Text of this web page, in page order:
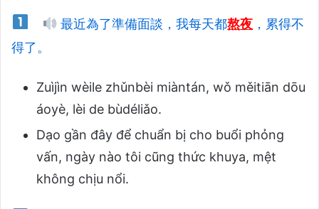
最近為了準備面談，我每天都熬夜 ，累得不
得了。
Zuìjìn wèile zhǔnbèi miàntán, wǒ měitiān dōu
áoyè, lèi de bùdéliǎo.
Dạo gần đây để chuẩn bị cho buổi phỏng
vấn, ngày nào tôi cũng thức khuya, mệt
không chịu nổi.